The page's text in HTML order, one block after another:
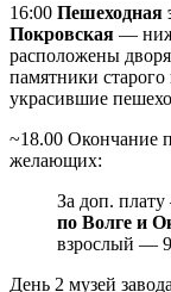
16:00 Пешеходная
Покровская —
расположены
памятники
украсившие
~18.00 Окончание
желающих:
За доп.
по Волге и
взрослый —
День 2 музей